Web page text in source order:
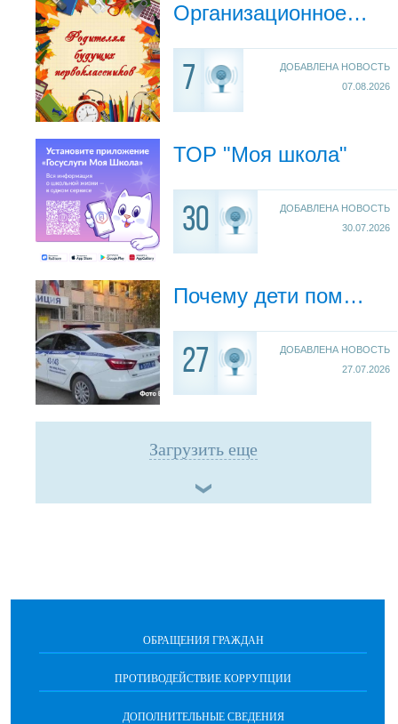
Организационное собрание для родителей будущих первоклассников
7
ДОБАВЛЕНА НОВОСТЬ
07.08.2026
ТОР "Моя школа"
30
ДОБАВЛЕНА НОВОСТЬ
30.07.2026
Почему дети помогают мошенникам грабить своих родителей?
27
ДОБАВЛЕНА НОВОСТЬ
27.07.2026
Загрузить еще
ОБРАЩЕНИЯ ГРАЖДАН
ПРОТИВОДЕЙСТВИЕ КОРРУПЦИИ
ДОПОЛНИТЕЛЬНЫЕ СВЕДЕНИЯ